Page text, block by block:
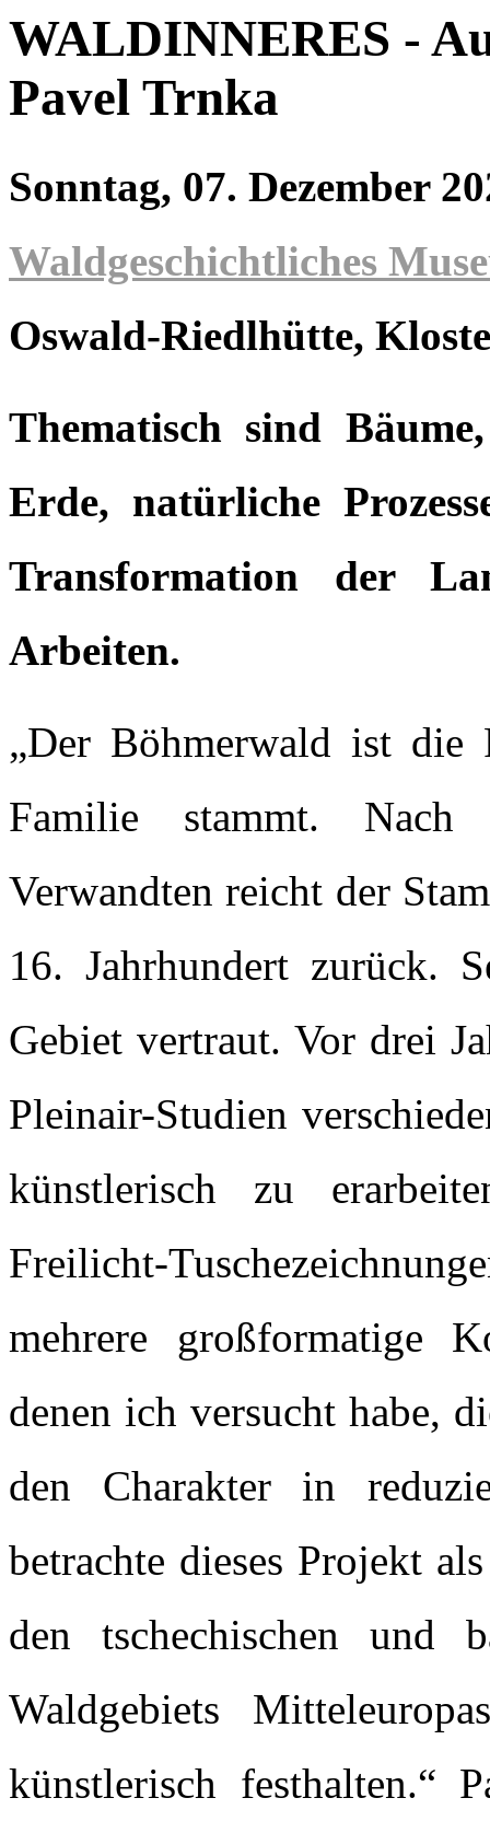
WALDINNERES -
Pavel Trnka
Sonntag, 07. Dezember
Waldgeschichtliches
Oswald-Riedlhütte,
Thematisch sind
Erde, natürliche
Transformation der
Arbeiten.
„Der Böhmerwald ist die
Familie stammt. Nach
Verwandten reicht der
16. Jahrhundert zurück.
Gebiet vertraut. Vor drei
Pleinair-Studien
künstlerisch zu
Freilicht-
mehrere großformatige
denen ich versucht habe,
den Charakter in
betrachte dieses Projekt
den tschechischen und
Waldgebiets
künstlerisch festhalten.“